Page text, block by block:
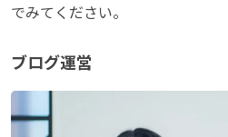
でみてください。
ブログ運営